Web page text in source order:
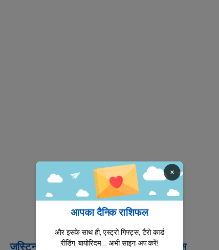
×
आपका दैनिक राशिफल
और इसके साथ ही, एस्ट्रो गिफ्ट्स, टैरो कार्ड
रीडिंग, बायोरिदम... अभी साइन अप करें!